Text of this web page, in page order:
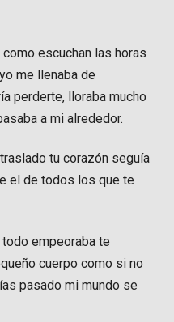
escuchan las horas
me llenaba de
perderte, lloraba mucho
a mi alrededor.
tu corazón seguía
el de todos los que te
empeoraba te
cuerpo como si no
pasado mi mundo se